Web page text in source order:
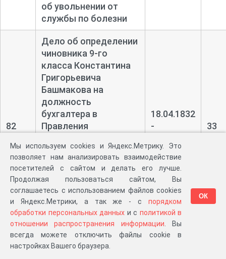
об увольнении от
службы по болезни
82
Дело об определении
чиновника 9-го
класса Константина
Григорьевича
Башмакова на
должность
бухгалтера в
Правления
Северного округа и
бухгалтера Правления
чиновника 9-
го
класса Матвея
Эхлакова на
должность советника
18.04.1832
-
33
Прошение чиновника
9-го класса
Мы используем cookies и Яндекс.Метрику. Это
позволяет нам анализировать взаимодействие
посетителей с сайтом и делать его лучше.
Продолжая пользоваться сайтом, Вы
соглашаетесь с использованием файлов cookies
и Яндекс.Метрики, а так же - с порядком
обработки персональных данных и с политикой в
отношении распространения информации . Вы
всегда можете отключить файлы cookie в
настройках Вашего браузера.
ОК